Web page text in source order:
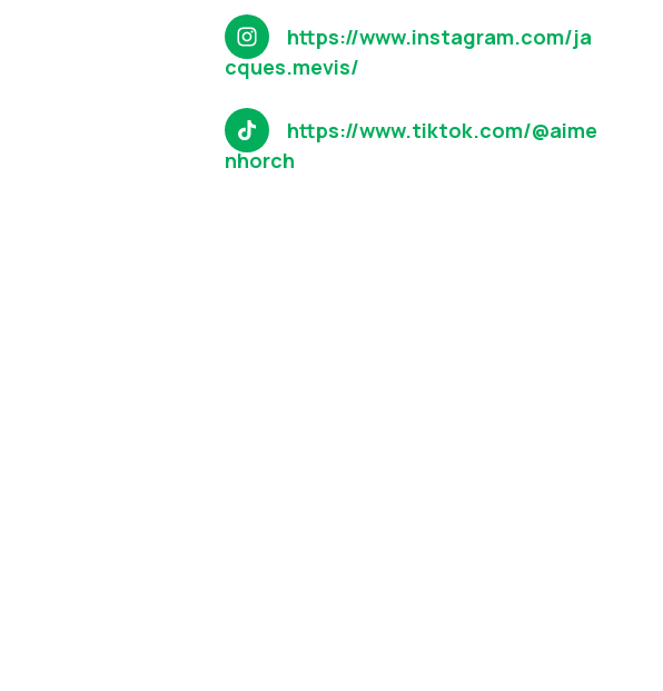
https://www.instagram.com/ja
cques.mevis/
https://www.tiktok.com/@aime
nhorch